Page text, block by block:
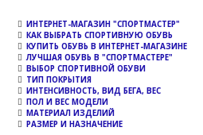
ИНТЕРНЕТ-МАГАЗИН "СПОРТМАСТЕР"
КАК ВЫБРАТЬ СПОРТИВНУЮ ОБУВЬ
КУПИТЬ ОБУВЬ В ИНТЕРНЕТ-МАГАЗИНЕ
ЛУЧШАЯ ОБУВЬ В "СПОРТМАСТЕРЕ"
ВЫБОР СПОРТИВНОЙ ОБУВИ
ТИП ПОКРЫТИЯ
ИНТЕНСИВНОСТЬ, ВИД БЕГА, ВЕС
ПОЛ И ВЕС МОДЕЛИ
МАТЕРИАЛ ИЗДЕЛИЙ
РАЗМЕР И НАЗНАЧЕНИЕ